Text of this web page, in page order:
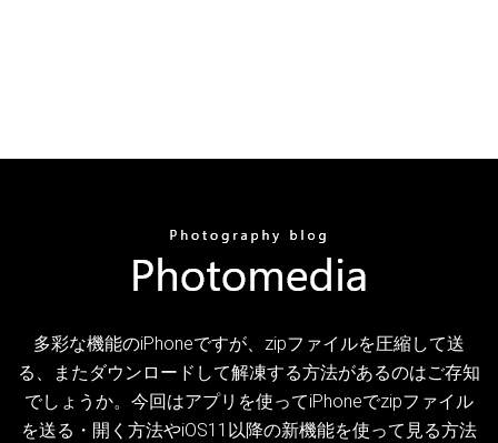
多彩な機能のiPhoneですが、zipファイルを圧縮して送
る、またダウンロードして解凍する方法があるのはご存知
でしょうか。今回はアプリを使ってiPhoneでzipファイル
を送る・開く方法やiOS11以降の新機能を使って見る方法